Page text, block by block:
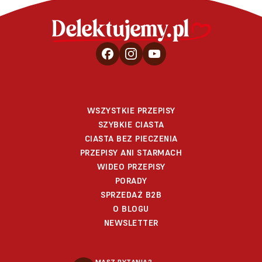
WSZYSTKIE PRZEPISY
SZYBKIE CIASTA
CIASTA BEZ PIECZENIA
PRZEPISY ANI STARMACH
WIDEO PRZEPISY
PORADY
SPRZEDAŻ B2B
O BLOGU
NEWSLETTER